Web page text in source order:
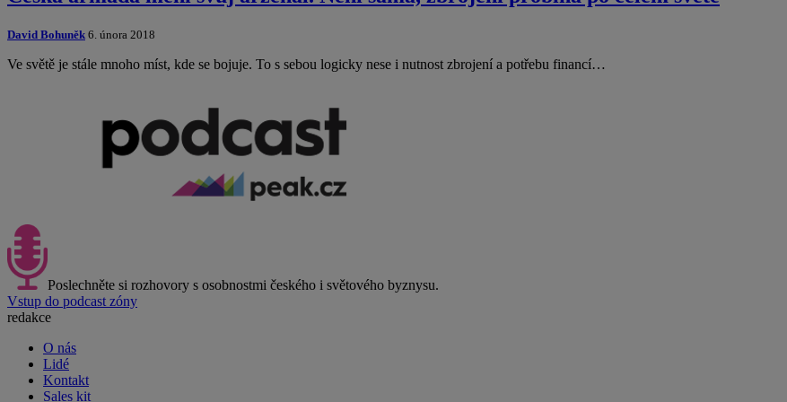
David Bohuněk 6. února 2018
Ve světě je stále mnoho míst, kde se bojuje. To s sebou logicky nese i nutnost zbrojení a potřebu financí…
Poslechněte si rozhovory s osobnostmi českého i světového byznysu.
Vstup do podcast zóny
redakce
O nás
Lidé
Kontakt
Sales kit